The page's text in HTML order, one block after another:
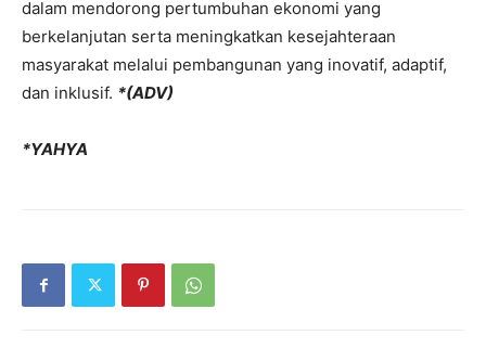
dalam mendorong pertumbuhan ekonomi yang
berkelanjutan serta meningkatkan kesejahteraan
masyarakat melalui pembangunan yang inovatif, adaptif,
dan inklusif. *(ADV)
*YAHYA